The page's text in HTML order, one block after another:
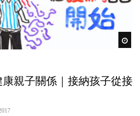
康親子關係｜接納孩子從接